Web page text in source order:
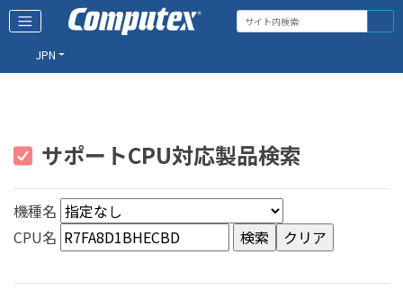
JPN
サポートCPU対応製品検索
機種名
CPU名